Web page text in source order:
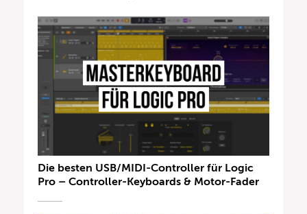
Die besten USB/MIDI-Controller für Logic
Pro – Controller-Keyboards & Motor-Fader